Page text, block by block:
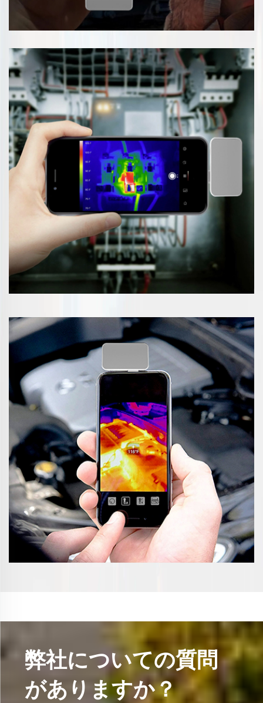
弊社についての質問
がありますか？